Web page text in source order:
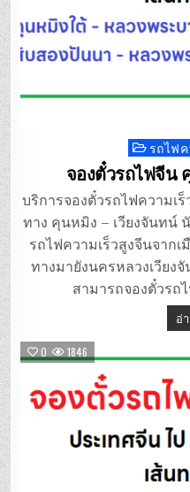
Posted
in
รถไฟ
จองตั๋วรถไฟจีน
บริการจองตั๋วรถไฟความเ
ทาง คุนหมิง – เวียงจันทน์
รถไฟความเร็วสูงจีนจาก
ทางมายังนครหลวงเวียง
สามารถจองตั๋วรถ
อ่
0 1846